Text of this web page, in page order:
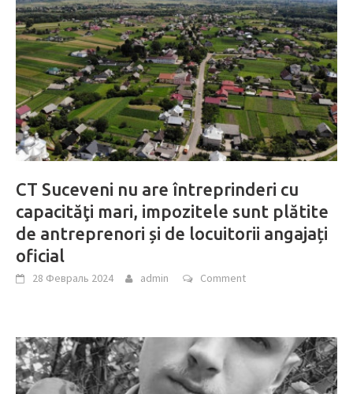
CT Suceveni nu are întreprinderi cu
capacităţi mari, impozitele sunt plătite
de antreprenori și de locuitorii angajați
oficial
28 Февраль 2024 admin Comment